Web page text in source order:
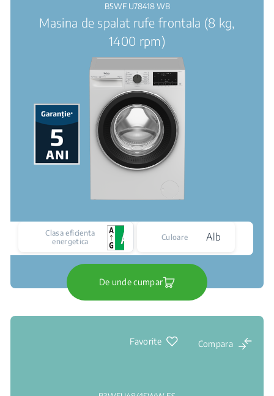
B5WF U78418 WB
Masina de spalat rufe frontala (8 kg,
1400 rpm)
Clasa eficienta
energetica
Culoare Alb
De unde cumpar
Favorite Compara